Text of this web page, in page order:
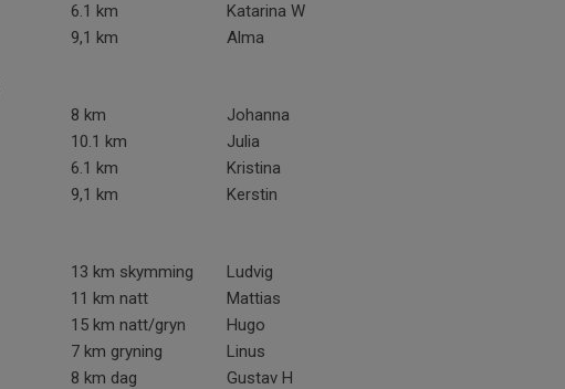
6.1 km
Katarina W
9,1 km Alma
8 km
Johanna
10.1 km
Julia
6.1 km
Kristina
9,1 km Kerstin
13 km skymming
Ludvig
11 km natt
Mattias
15 km natt/gryn
Hugo
7 km gryning
Linus
8 km dag
Gustav H